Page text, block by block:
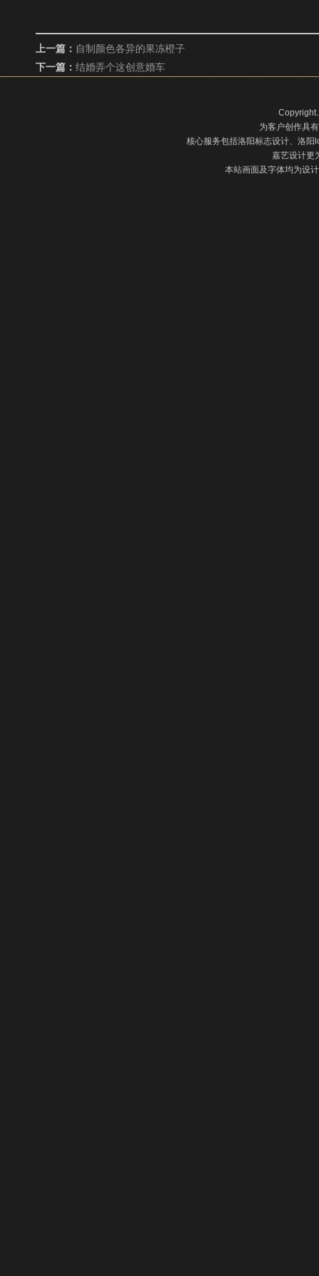
上一篇： 自制颜色各异的果冻橙子
下一篇： 结婚弄个这创意婚车
为客户创作具
核心服务包括洛阳标志设计、洛
嘉艺设计更
本站画面及字体均为设